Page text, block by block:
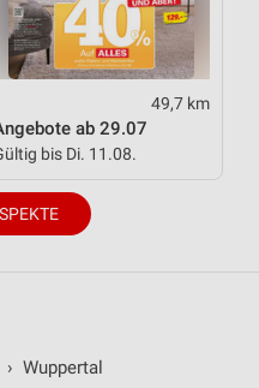
49,7 km
ab 29.07
bis Di. 11.08.
› Wuppertal